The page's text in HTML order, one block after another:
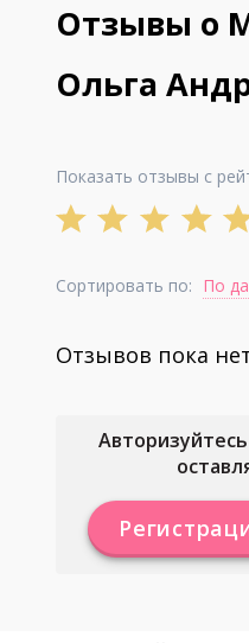
Отзывы о
Ольга
Показать отзывы с
Сортировать по: По
Отзывов пока